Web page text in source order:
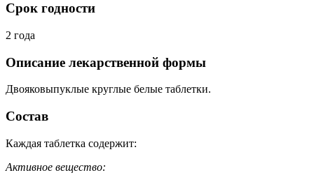
Срок годности
2 года
Описание лекарственной формы
Двояковыпуклые круглые белые таблетки.
Состав
Каждая таблетка содержит:
Активное вещество: